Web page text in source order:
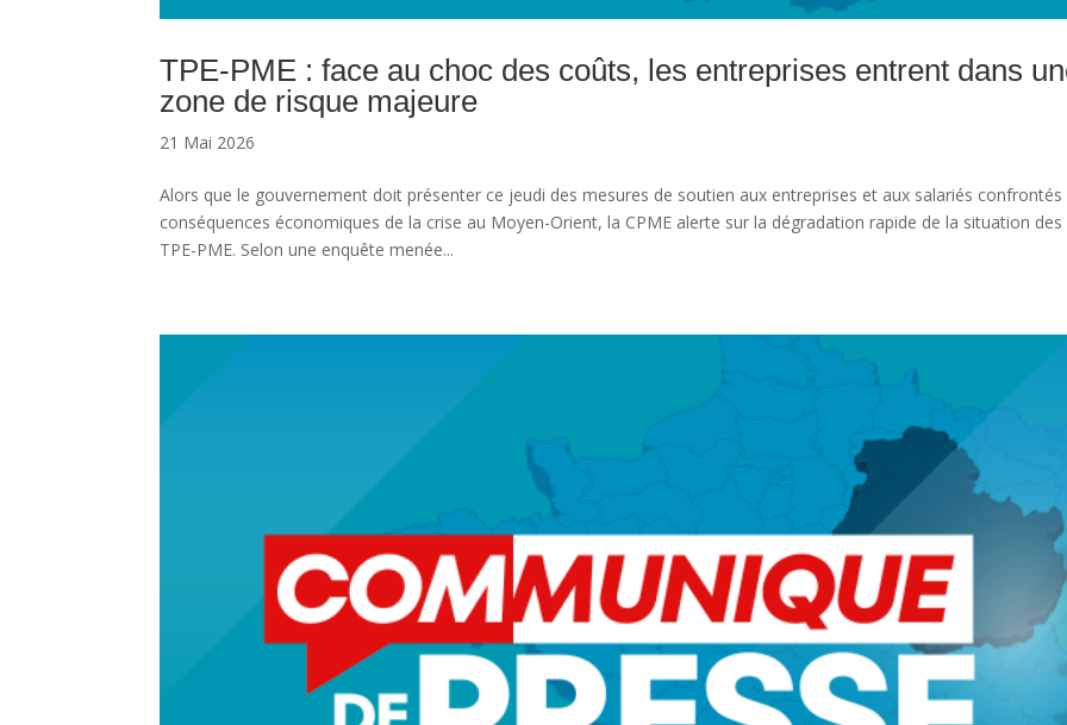
TPE-PME : face au choc des coûts, les entreprises entrent dans
zone de risque majeure
21 Mai 2026
Alors que le gouvernement doit présenter ce jeudi des mesures de soutien aux entreprises et aux salariés confrontés
conséquences économiques de la crise au Moyen-Orient, la CPME alerte sur la dégradation rapide de la situation des
TPE-PME. Selon une enquête menée...